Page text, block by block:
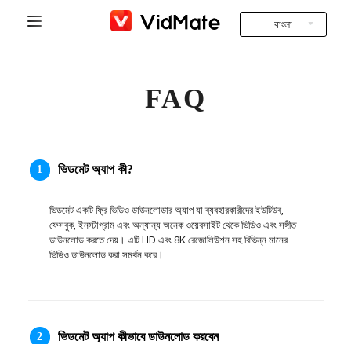
ডাউনলোড
Instagram Downloader
YT to MP3
বাংলা
Italiano
FAQ
1 ভিডমেট অ্যাপ কী?
ভিডমেট একটি ফ্রি ভিডিও ডাউনলোডার অ্যাপ যা ব্যবহারকারীদের ইউটিউব,
ফেসবুক, ইনস্টাগ্রাম এবং অন্যান্য অনেক ওয়েবসাইট থেকে ভিডিও এবং সঙ্গীত
ডাউনলোড করতে দেয়। এটি HD এবং 8K রেজোলিউশন সহ বিভিন্ন মানের
ভিডিও ডাউনলোড করা সমর্থন করে।
2 ভিডমেট অ্যাপ কীভাবে ডাউনলোড করবেন